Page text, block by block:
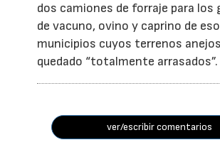
dos camiones de forraje para los
de vacuno, ovino y caprino de
municipios cuyos terrenos
quedado “totalmente arrasados”.
ver/escribir comentarios